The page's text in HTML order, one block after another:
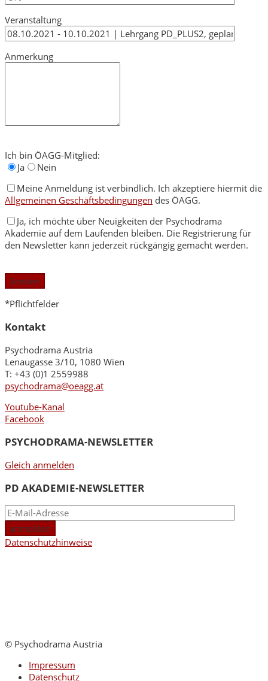
Veranstaltung
Anmerkung
Ich bin ÖAGG-Mitglied:
Ja
Nein
Meine Anmeldung ist verbindlich. Ich akzeptiere hiermit die
Allgemeinen Geschäftsbedingungen des ÖAGG.
Ja, ich möchte über Neuigkeiten der Psychodrama
Akademie auf dem Laufenden bleiben. Die Registrierung für
den Newsletter kann jederzeit rückgängig gemacht werden.
lasse
dieses
Feld
*Pflichtfelder
Kontakt
Psychodrama Austria
Lenaugasse 3/10, 1080 Wien
T: +43 (0)1 2559988
psychodrama@oeagg.at
Youtube-Kanal
Facebook
PSYCHODRAMA-NEWSLETTER
Gleich anmelden
PD AKADEMIE-NEWSLETTER
Datenschutzhinweise
© Psychodrama Austria
Impressum
Datenschutz